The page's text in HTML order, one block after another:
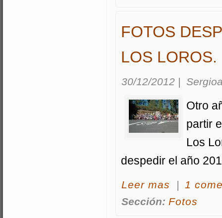
FOTOS
LOS LOROS.
30/12/2012 |
Otro
partir
Los
despedir el año
Leer mas acerca FOTOS
| 1
Sección: Fotos